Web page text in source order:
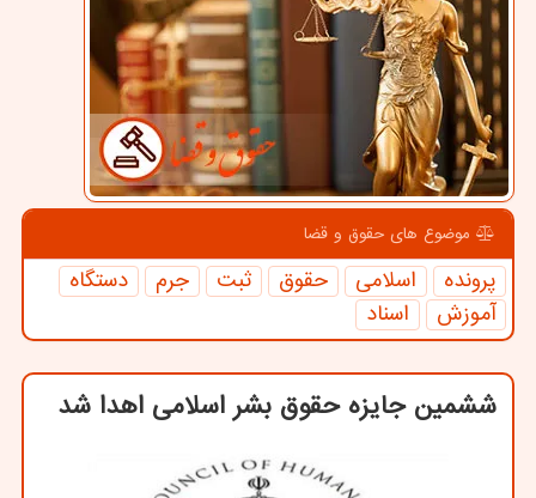
موضوع های حقوق و قضا
پرونده اسلامی حقوق ثبت جرم
دستگاه
آموزش
اسناد
ششمین جایزه حقوق بشر اسلامی اهدا شد